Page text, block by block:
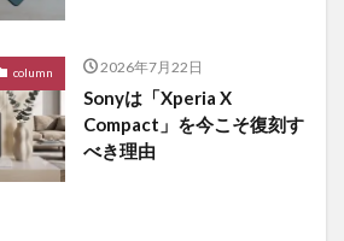
column 2026年7月22日
Sonyは「Xperia X
Compact」を今こそ復刻す
べき理由